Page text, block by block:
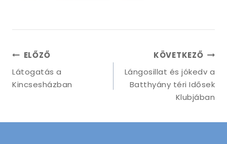
ELŐZŐ
Látogatás a
Kincsesházban
KÖVETKEZŐ
Lángosillat és jókedv a
Batthyány téri Idősek
Klubjában